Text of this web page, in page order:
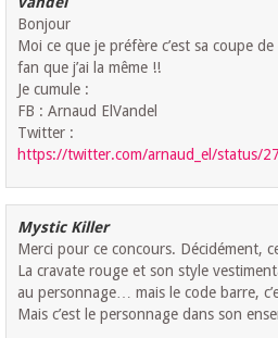
Bonjour
Moi ce que je préfère c’est sa coupe
fan que j’ai la même !!
Je cumule :
FB : Arnaud ElVandel
Twitter :
https://twitter.com/arnaud_el/status/
Mystic Killer
Merci pour ce concours. Décidément,
La cravate rouge et son style
au personnage… mais le code barre,
Mais c’est le personnage dans son